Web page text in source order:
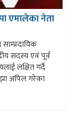
एमालेका नेता
सदस्य एवं पूर्व
लक्षित गर्दै
अपिल गरेका